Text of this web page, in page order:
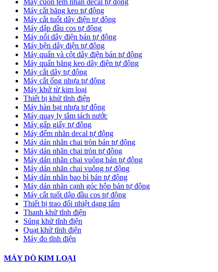
Máy cuốn tem nhãn decal tự động
Máy cắt băng keo tự động
Máy cắt tuốt dây điện tự động
Máy dập đầu cos tự động
Máy nối dây điện bán tự động
Máy bện dây điện tự động
Máy quấn và cột dây điện bán tự động
Máy quấn băng keo dây điện tự động
Máy cắt dây tự động
Máy cắt ống nhựa tự động
Máy khử từ kim loại
Thiết bị khử tĩnh điện
Máy hàn bạt nhựa tự động
Máy quay ly tâm tách nước
Máy gấp giấy tự động
Máy đếm nhãn decal tự động
Máy dán nhãn chai tròn bán tự động
Máy dán nhãn chai tròn tự động
Máy dán nhãn chai vuông bán tự động
Máy dán nhãn chai vuông tự động
Máy dán nhãn bao bì bán tự động
Máy dán nhãn cạnh góc hộp bán tự động
Máy cắt tuốt dập đầu cos tự động
Thiết bị trao đổi nhiệt dạng tấm
Thanh khử tĩnh điện
Súng khử tĩnh điện
Quạt khử tĩnh điện
Máy đo tĩnh điện
MÁY DÒ KIM LOẠI